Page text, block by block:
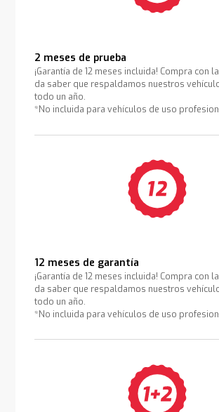
2 meses de prueba
¡Garantía de 12 meses incluida! Compra con
da saber que respaldamos nuestros
todo un año.
*No incluida para vehículos de uso
12 meses de garantía
¡Garantía de 12 meses incluida! Compra con
da saber que respaldamos nuestros
todo un año.
*No incluida para vehículos de uso